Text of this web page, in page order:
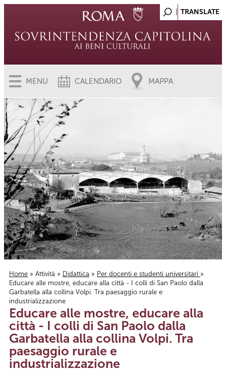
MENU CALENDARIO MAPPA
Tu sei qui
Home » Attività » Didattica » Per docenti e studenti universitari »
Educare alle mostre, educare alla città - I colli di San Paolo dalla
Garbatella alla collina Volpi. Tra paesaggio rurale e
industrializzazione
Educare alle mostre, educare alla
città - I colli di San Paolo dalla
Garbatella alla collina Volpi. Tra
paesaggio rurale e
industrializzazione